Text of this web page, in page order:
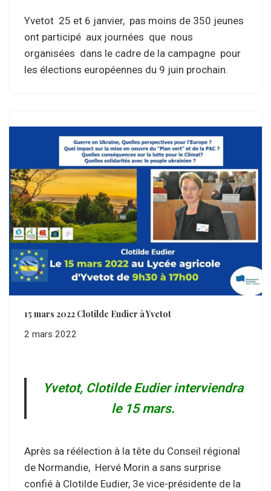
Yvetot 25 et 6 janvier, pas moins de 350 jeunes
ont participé aux journées que nous
organisées dans le cadre de la campagne pour
les élections européennes du 9 juin prochain.
15 mars 2022 Clotilde Eudier à Yvetot
2 mars 2022
Yvetot, Clotilde Eudier interviendra
le 15 mars.
Après sa réélection à la tête du Conseil régional
de Normandie, Hervé Morin a sans surprise
confié à Clotilde Eudier, 3e vice-présidente de la